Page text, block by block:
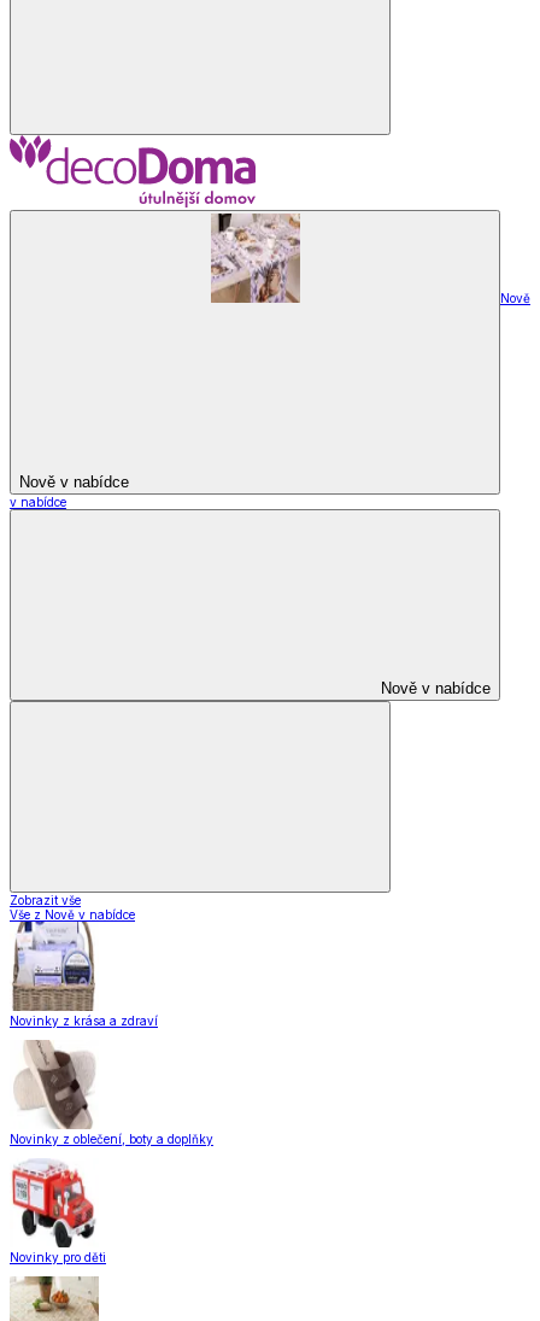
Nově v nabídce
Nově
v nabídce
Nově v nabídce
Zobrazit vše
Vše z Nově v nabídce
Novinky z krása a zdraví
Novinky z oblečení, boty a doplňky
Novinky pro děti